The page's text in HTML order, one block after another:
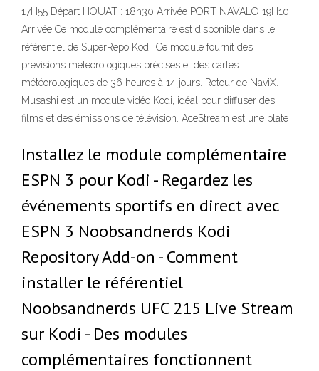
17H55 Départ HOUAT : 18h30 Arrivée PORT NAVALO 19H10
Arrivée Ce module complémentaire est disponible dans le
référentiel de SuperRepo Kodi. Ce module fournit des
prévisions météorologiques précises et des cartes
météorologiques de 36 heures à 14 jours. Retour de NaviX.
Musashi est un module vidéo Kodi, idéal pour diffuser des
films et des émissions de télévision. AceStream est une plate
Installez le module complémentaire
ESPN 3 pour Kodi - Regardez les
événements sportifs en direct avec
ESPN 3 Noobsandnerds Kodi
Repository Add-on - Comment
installer le référentiel
Noobsandnerds UFC 215 Live Stream
sur Kodi - Des modules
complémentaires fonctionnent